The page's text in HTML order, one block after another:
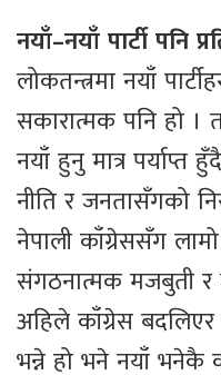
नयाँ–नयाँ पार्टी पनि
लोकतन्त्रमा नयाँ
सकारात्मक पनि हो ।
नयाँ हुनु मात्र
नीति र जनतासँगको
नेपाली काँग्रेससँग
संगठनात्मक मजबुती र
अहिले काँग्रेस
भन्ने हो भने नयाँ भनेकै